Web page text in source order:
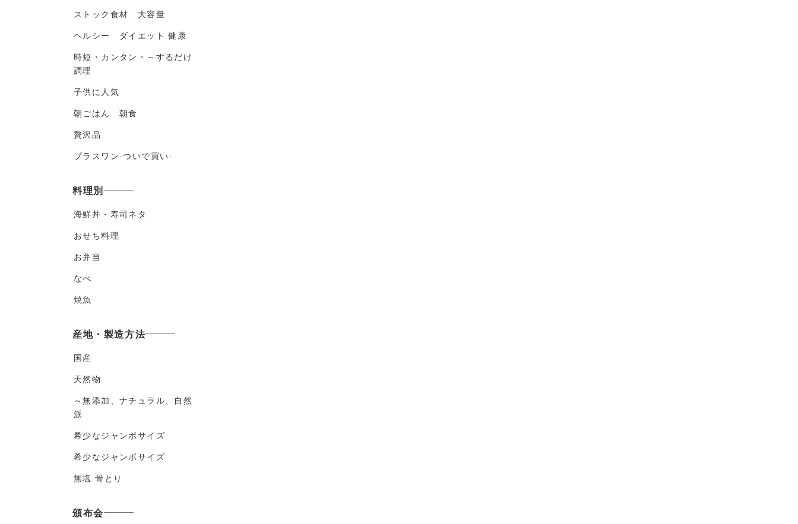
ストック食材 大容量
ヘルシー ダイエット 健康
時短・カンタン・～するだけ
調理
子供に人気
朝ごはん 朝食
贅沢品
プラスワン-ついで買い-
料理別
海鮮丼・寿司ネタ
おせち料理
お弁当
なべ
焼魚
産地・製造方法
国産
天然物
～無添加、ナチュラル、自然
派
希少なジャンボサイズ
希少なジャンボサイズ
無塩 骨とり
頒布会